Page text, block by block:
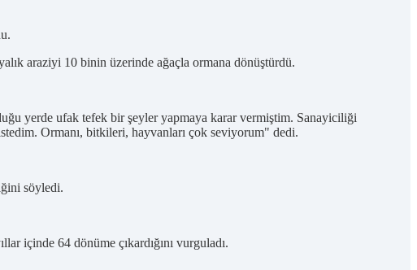
araziyi 10 binin üzerinde ağaçla ormana dönüştürdü.
yerde ufak tefek bir şeyler yapmaya karar vermiştim. Sanayiciliği
Ormanı, bitkileri, hayvanları çok seviyorum" dedi.
söyledi.
içinde 64 dönüme çıkardığını vurguladı.